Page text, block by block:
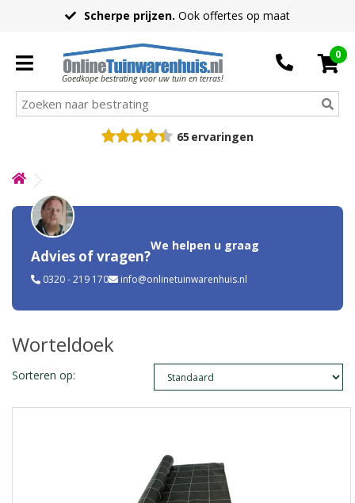
Scherpe prijzen. Ook offertes op maat
Goedkope bestrating voor uw tuin en terras!
0
65 ervaringen
Advies of vragen?
We helpen u graag
0320 - 219 170 info@onlinetuinwarenhuis.nl
Worteldoek
Sorteren op: